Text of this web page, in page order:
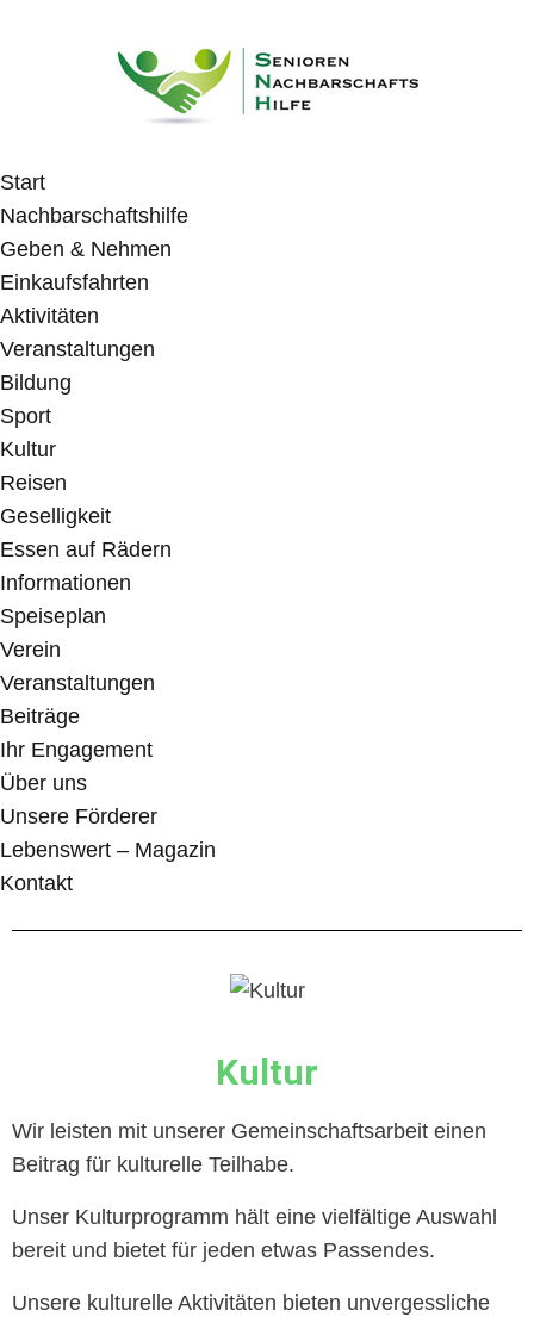
Start
Nachbarschaftshilfe
Geben & Nehmen
Einkaufsfahrten
Aktivitäten
Veranstaltungen
Bildung
Sport
Kultur
Reisen
Geselligkeit
Essen auf Rädern
Informationen
Speiseplan
Verein
Veranstaltungen
Beiträge
Ihr Engagement
Über uns
Unsere Förderer
Lebenswert – Magazin
Kontakt
Kultur
Wir leisten mit unserer Gemeinschaftsarbeit einen
Beitrag für kulturelle Teilhabe.
Unser Kulturprogramm hält eine vielfältige Auswahl
bereit und bietet für jeden etwas Passendes.
Unsere kulturelle Aktivitäten bieten unvergessliche